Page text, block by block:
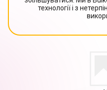
технології і з